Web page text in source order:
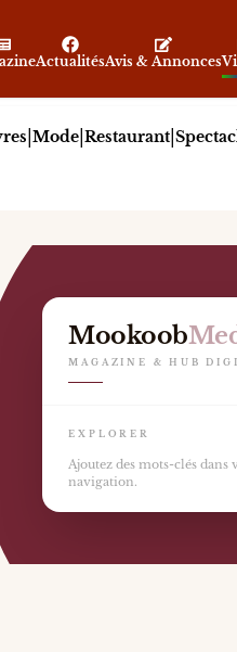
ActualitésAvis & Annonces
Mode| Restaurant|
Mookoob
MAGAZINE & HUB
EXPLORER
Ajoutez des mots-clés
navigation.